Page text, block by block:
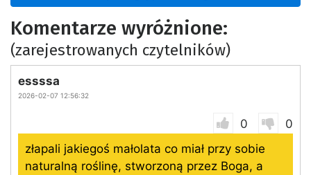
Komentarze wyróżnione:
(zarejestrowanych czytelników)
essssa
2026-02-07 12:56:32
0
0
złapali jakiegoś małolata co miał przy sobie
naturalną roślinę, stworzoną przez Boga, a